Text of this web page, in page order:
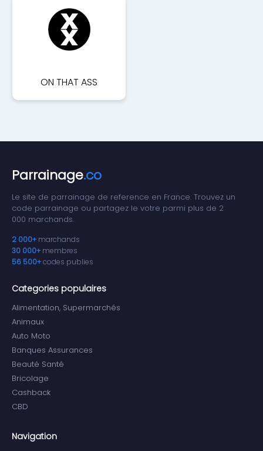
ON THAT ASS
Parrainage.co
Le site de parrainage de reference en France. Trouvez un
code parrainage ou partagez le votre parmi plus de 2
000 marchands.
2 000+ marchands
30 000+ membres
56 500+codes publies
Categories populaires
Alimentation, Supermarchés
Animaux
Auto Moto
Banques Assurances
Beauté Santé
Bricolage
Cashback
CBD
Navigation